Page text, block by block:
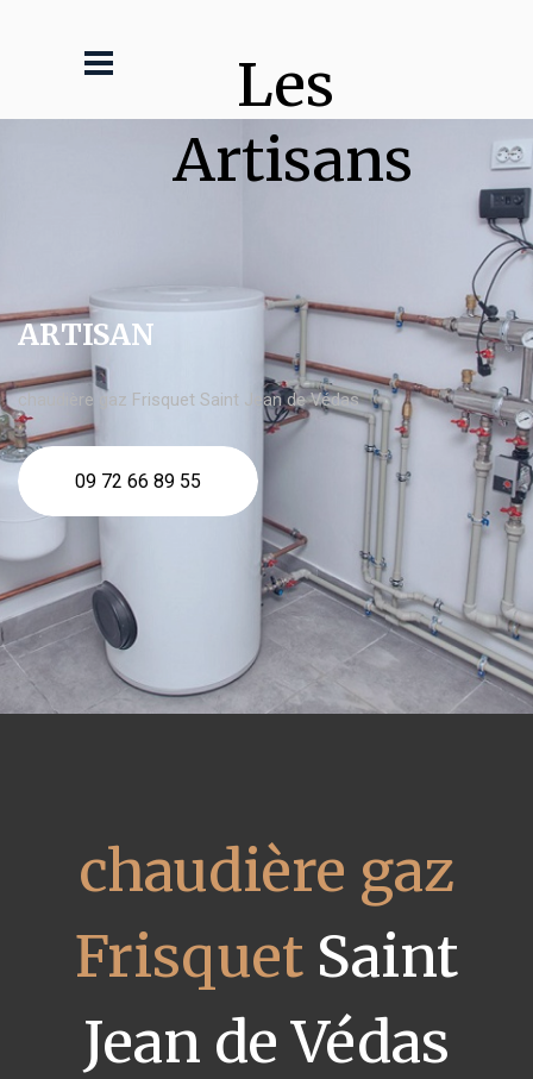
Les
Artisans
ARTISAN
chaudière gaz Frisquet Saint Jean de Védas
09 72 66 89 55
chaudière gaz
FrisquetSaint
Jean de Védas